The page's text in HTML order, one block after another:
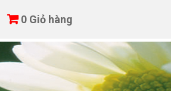
0 Giỏ hàng